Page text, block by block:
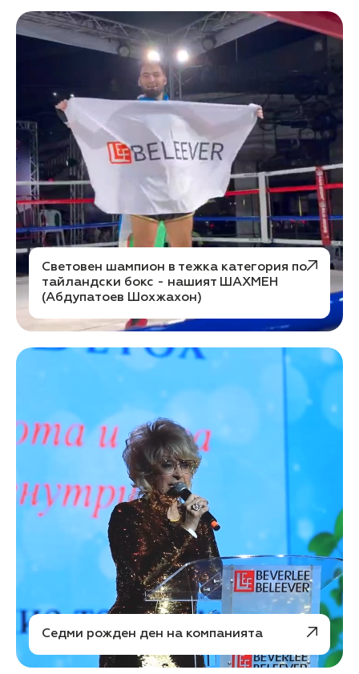
Световен шампион в тежка категория по
тайландски бокс - нашият ШАХМЕН
(Абдупатоев Шохжахон)
Седми рожден ден на компанията